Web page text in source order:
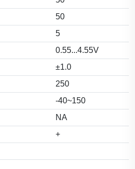
50
5
0.55...4.55V
±1.0
250
-40~150
NA
+